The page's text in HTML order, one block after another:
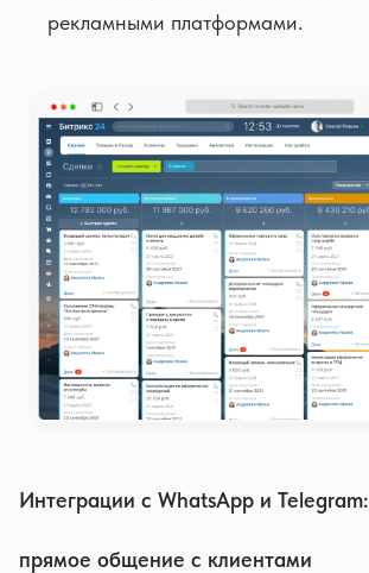
рекламными платформами.
Интеграции с WhatsApp и Telegram:
прямое общение с клиентами